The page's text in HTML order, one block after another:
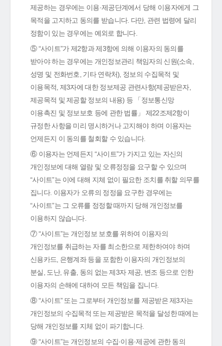
제공하는 경우에는 이용·제공단계에서 당해 이용자에게 그
목적을 고지하고 동의를 받습니다. 다만, 관련 법령에 달리
정함이 있는 경우에는 예외로 합니다.
⑤ “사이트”가 제2항과 제3항에 의해 이용자의 동의를
받아야 하는 경우에는 개인정보관리 책임자의 신원(소속,
성명 및 전화번호, 기타 연락처), 정보의 수집목적 및
이용목적, 제3자에 대한 정보제공 관련사항(제공받은자,
제공목적 및 제공할 정보의 내용) 등 「정보통신망
이용촉진 및 정보보호 등에 관한 법률」 제22조제2항이
규정한 사항을 미리 명시하거나 고지해야 하며 이용자는
언제든지 이 동의를 철회할 수 있습니다.
⑥ 이용자는 언제든지 “사이트”가 가지고 있는 자신의
개인정보에 대해 열람 및 오류정정을 요구할 수 있으며
“사이트”는 이에 대해 지체 없이 필요한 조치를 취할 의무를
집니다. 이용자가 오류의 정정을 요구한 경우에는
“사이트”는 그 오류를 정정할 때까지 당해 개인정보를
이용하지 않습니다.
⑦ “사이트”는 개인정보 보호를 위하여 이용자의
개인정보를 취급하는 자를 최소한으로 제한하여야 하며
신용카드, 은행계좌 등을 포함한 이용자의 개인정보의
분실, 도난, 유출, 동의 없는 제3자 제공, 변조 등으로 인한
이용자의 손해에 대하여 모든 책임을 집니다.
⑧ “사이트” 또는 그로부터 개인정보를 제공받은 제3자는
개인정보의 수집목적 또는 제공받은 목적을 달성한 때에는
당해 개인정보를 지체 없이 파기합니다.
⑨ “사이트”는 개인정보의 수집·이용·제공에 관한 동의